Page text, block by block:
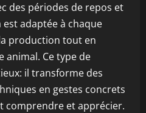
des périodes de repos et
adaptée à chaque
production tout en
animal. Ce type de
il transforme des
en gestes concrets
comprendre et apprécier.